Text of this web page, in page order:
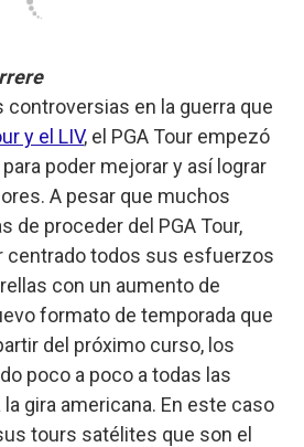
controversias en la guerra que
y el LIV, el PGA Tour empezó
poder mejorar y así lograr
A pesar que muchos
de proceder del PGA Tour,
centrado todos sus esfuerzos
con un aumento de
formato de temporada que
del próximo curso, los
poco a poco a todas las
gira americana. En este caso
tours satélites que son el